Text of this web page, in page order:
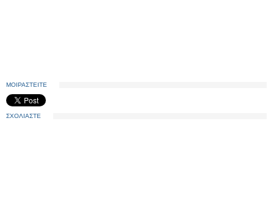
ΜΟΙΡΑΣΤΕΙΤΕ
ΣΧΟΛΙΑΣΤΕ